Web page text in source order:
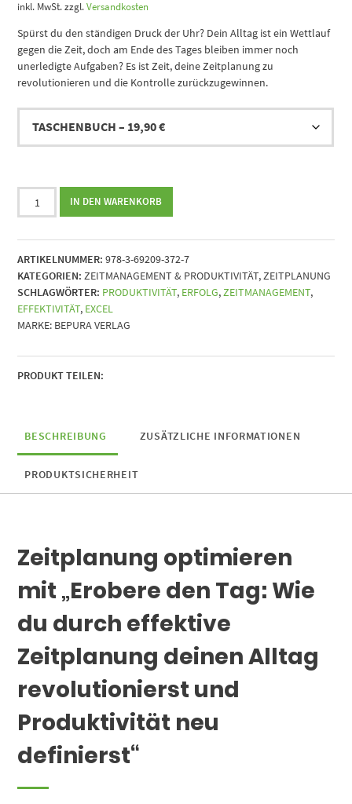
inkl. MwSt. zzgl.Versandkosten
Spürst du den ständigen Druck der Uhr? Dein Alltag ist ein Wettlauf
gegen die Zeit, doch am Ende des Tages bleiben immer noch
unerledigte Aufgaben? Es ist Zeit, deine Zeitplanung zu
revolutionieren und die Kontrolle zurückzugewinnen.
Erobere
-
Wie
du
durch
effektive
Zeitplanung
Alltag
revolutionierst
definierst
Menge
IN DEN WARENKORB
ARTIKELNUMMER: 978-3-69209-372-7
KATEGORIEN: ZEITMANAGEMENT & PRODUKTIVITÄT,ZEITPLANUNG
SCHLAGWÖRTER: PRODUKTIVITÄT, ERFOLG,ZEITMANAGEMENT,
EFFEKTIVITÄT, EXCEL
MARKE: BEPURA VERLAG
PRODUKT TEILEN:
BESCHREIBUNG ZUSÄTZLICHE INFORMATIONEN
PRODUKTSICHERHEIT
Zeitplanung optimieren
mit „Erobere den Tag: Wie
du durch effektive
Zeitplanung deinen Alltag
revolutionierst und
Produktivität neu
definierst“